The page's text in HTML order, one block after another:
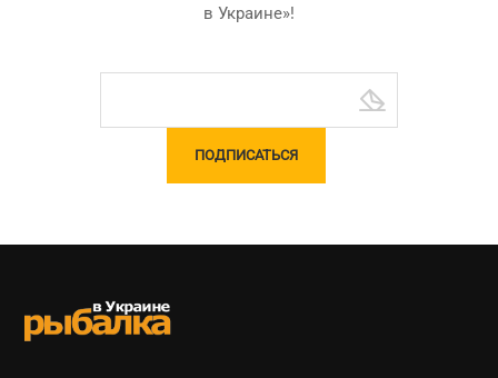
в Украине»!